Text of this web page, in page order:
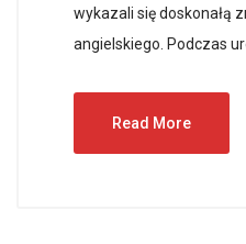
wykazali się doskonałą
angielskiego. Podczas
Read More